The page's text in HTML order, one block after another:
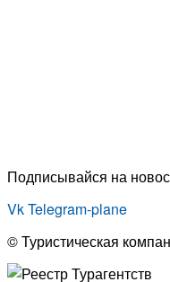
Подписывайся на
VkTelegram-plane
© Туристическая